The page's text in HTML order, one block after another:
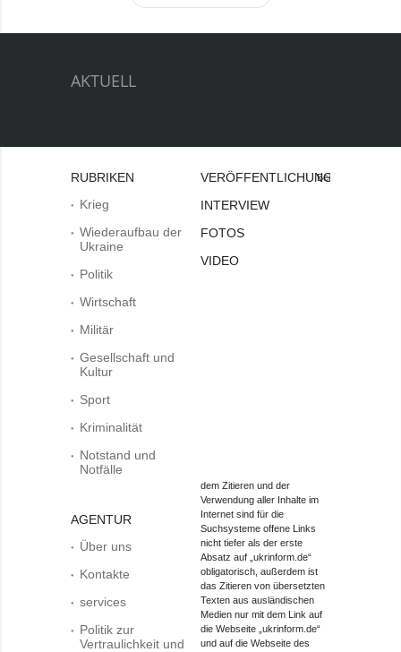
AKTUELL
RUBRIKEN
Krieg
Wiederaufbau der
Ukraine
Politik
Wirtschaft
Militär
Gesellschaft und
Kultur
Sport
Kriminalität
Notstand und
Notfälle
AGENTUR
Über uns
Kontakte
services
Politik zur
Vertraulichkeit und
VERÖFFENTLICHUNGEN
INTERVIEW
FOTOS
VIDEO
Bei
dem Zitieren und der
Verwendung aller Inhalte im
Internet sind für die
Suchsysteme offene Links
nicht tiefer als der erste
Absatz auf „ukrinform.de“
obligatorisch, außerdem ist
das Zitieren von übersetzten
Texten aus ausländischen
Medien nur mit dem Link auf
die Webseite „ukrinform.de“
und auf die Webseite des